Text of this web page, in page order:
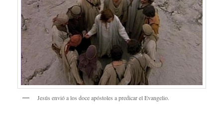
Jesús envió a los doce apóstoles a predicar el Evangelio.